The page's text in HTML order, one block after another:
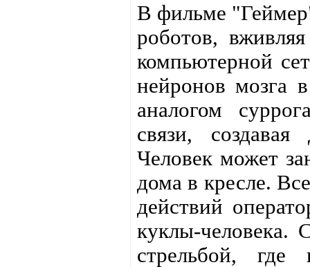
В фильме
роботов,
компьютерной
нейронов мозга
аналогом
связи,
Человек может
дома в кресле.
действий
куклы-человека.
стрельбой,